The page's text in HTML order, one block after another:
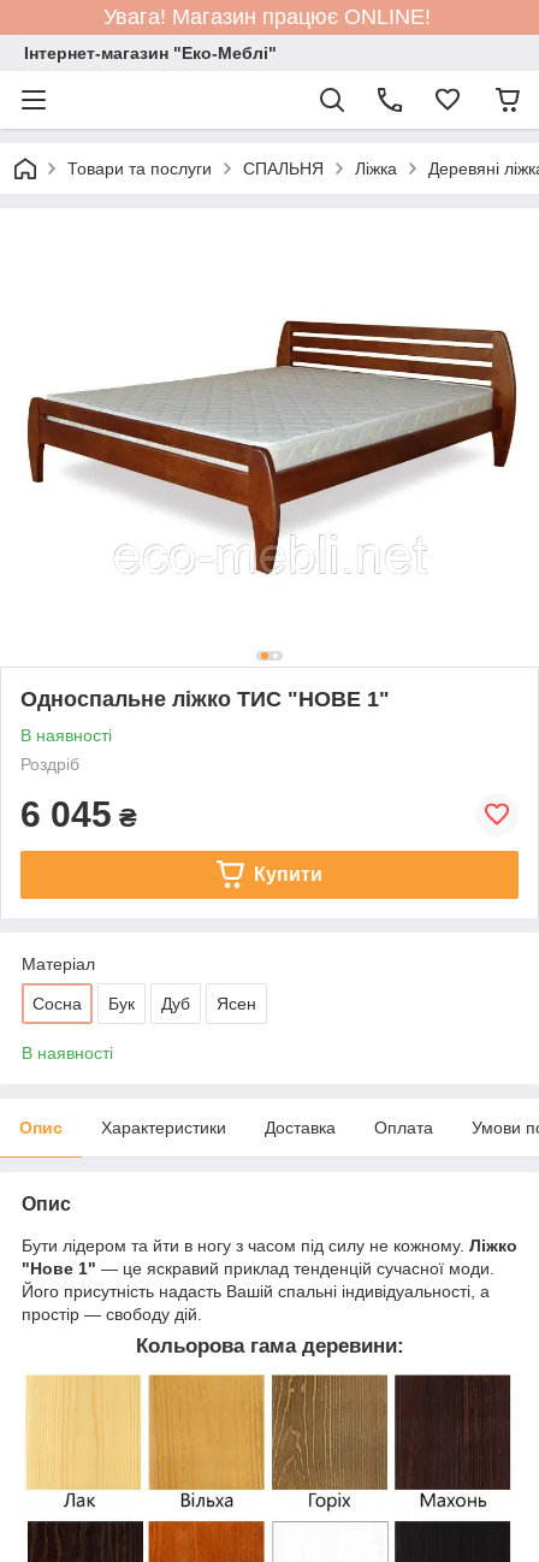
Увага! Магазин працює ONLINE!
Інтернет-магазин "Еко-Меблі"
Товари та послуги СПАЛЬНЯ Ліжка Деревяні
Односпальне ліжко ТИС "НОВЕ 1"
В наявності
Роздріб
6 045 ₴
Купити
Матеріал
Сосна Бук Дуб Ясен
В наявності
Опис Характеристики Доставка Оплата Умови
Опис
Бути лідером та йти в ногу з часом під силу не кожному. Ліжко
"Нове 1" ― це яскравий приклад тенденцій сучасної моди.
Його присутність надасть Вашій спальні індивідуальності, а
простір ― свободу дій.
Кольорова гама деревини: